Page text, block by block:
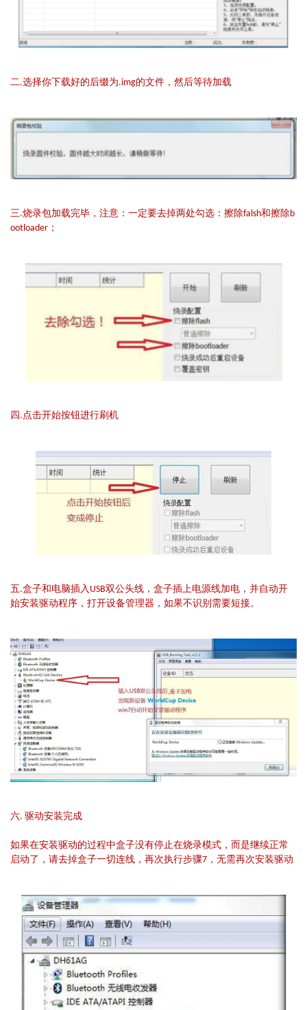
二.选择你下载好的后缀为.img的文件，然后等待加载
三.烧录包加载完毕，注意：一定要去掉两处勾选：擦除falsh和擦除b
ootloader；
四.点击开始按钮进行刷机
五.盒子和电脑插入USB双公头线，盒子插上电源线加电，并自动开
始安装驱动程序，打开设备管理器，如果不识别需要短接。
六. 驱动安装完成
如果在安装驱动的过程中盒子没有停止在烧录模式，而是继续正常
启动了，请去掉盒子一切连线，再次执行步骤7，无需再次安装驱动